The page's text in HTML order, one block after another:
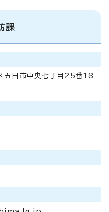
課
日市中央七丁目25番18